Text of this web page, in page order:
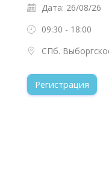
Дата: 26/08/26
09:30 - 18:00
СПб.
Регистрация